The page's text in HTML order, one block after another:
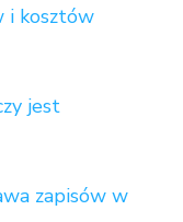
i kosztów
jest
zapisów w